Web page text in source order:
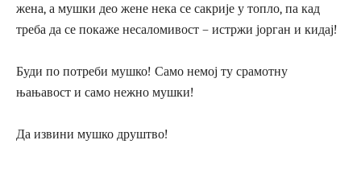
жена, а мушки део жене нека се сакрије у топло, па кад
треба да се покаже несаломивост – истржи јорган и кидај!
Буди по потреби мушко! Само немој ту срамотну
њањавост и само нежно мушки!
Да извини мушко друштво!